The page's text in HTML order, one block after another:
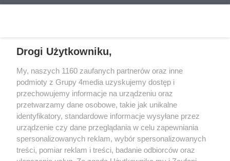
Reklama Kontakt Regulamin
Dystrybucja
Regulamin prenumeraty
Polityka Prywatności
Zapisz się do newslettera
Drogi Użytkowniku,
My, naszych 1160 zaufanych partnerów oraz inne
podmioty z Grupy 4media uzyskujemy dostęp i
przechowujemy informacje na urządzeniu oraz
przetwarzamy dane osobowe, takie jak unikalne
identyfikatory, standardowe informacje wysyłane przez
urządzenie czy dane przeglądania w celu zapewniania
spersonalizowanych reklam, wybór spersonalizowanych
treści, pomiar reklam i treści, badanie odbiorców oraz